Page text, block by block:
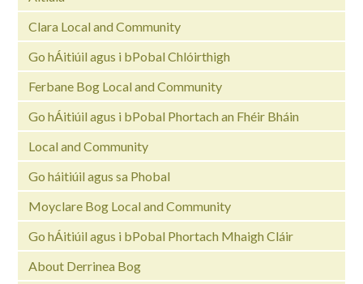
Clara Local and Community
Go hÁitiúil agus i bPobal Chlóirthigh
Ferbane Bog Local and Community
Go hÁitiúil agus i bPobal Phortach an Fhéir Bháin
Local and Community
Go háitiúil agus sa Phobal
Moyclare Bog Local and Community
Go hÁitiúil agus i bPobal Phortach Mhaigh Cláir
About Derrinea Bog